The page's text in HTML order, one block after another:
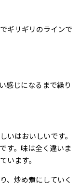
ギリギリのラインで
感じになるまで繰り
いはおいしいです。
す。味は全く違いま
います。
、炒め煮にしていく